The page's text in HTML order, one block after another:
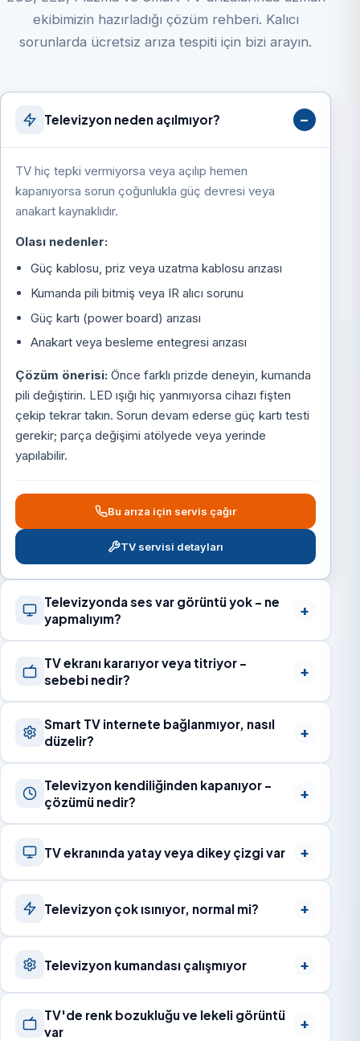
ekibimizin hazırladığı çözüm rehberi. Kalıcı
sorunlarda ücretsiz arıza tespiti için bizi arayın.
Televizyon neden açılmıyor?
TV hiç tepki vermiyorsa veya açılıp hemen
kapanıyorsa sorun çoğunlukla güç devresi veya
anakart kaynaklıdır.
Olası nedenler:
Güç kablosu, priz veya uzatma kablosu arızası
Kumanda pili bitmiş veya IR alıcı sorunu
Güç kartı (power board) arızası
Anakart veya besleme entegresi arızası
Çözüm önerisi: Önce farklı prizde deneyin, kumanda
pili değiştirin. LED ışığı hiç yanmıyorsa cihazı fişten
çekip tekrar takın. Sorun devam ederse güç kartı testi
gerekir; parça değişimi atölyede veya yerinde
yapılabilir.
Bu arıza için servis çağır
TV servisi detayları
Televizyonda ses var görüntü yok – ne
yapmalıyım?
TV ekranı kararıyor veya titriyor –
sebebi nedir?
Smart TV internete bağlanmıyor, nasıl
düzelir?
Televizyon kendiliğinden kapanıyor –
çözümü nedir?
TV ekranında yatay veya dikey çizgi var
Televizyon çok ısınıyor, normal mi?
Televizyon kumandası çalışmıyor
TV'de renk bozukluğu ve lekeli görüntü
var